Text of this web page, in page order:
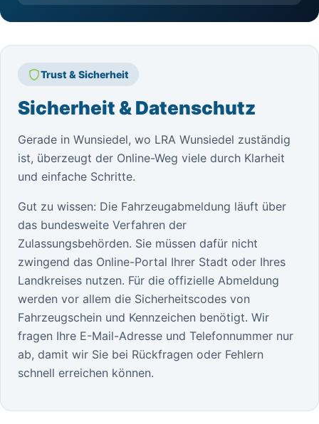
Trust & Sicherheit
Sicherheit & Datenschutz
Gerade in Wunsiedel, wo LRA Wunsiedel zuständig
ist, überzeugt der Online-Weg viele durch Klarheit
und einfache Schritte.
Gut zu wissen: Die Fahrzeugabmeldung läuft über
das bundesweite Verfahren der
Zulassungsbehörden. Sie müssen dafür nicht
zwingend das Online-Portal Ihrer Stadt oder Ihres
Landkreises nutzen. Für die offizielle Abmeldung
werden vor allem die Sicherheitscodes von
Fahrzeugschein und Kennzeichen benötigt. Wir
fragen Ihre E-Mail-Adresse und Telefonnummer nur
ab, damit wir Sie bei Rückfragen oder Fehlern
schnell erreichen können.